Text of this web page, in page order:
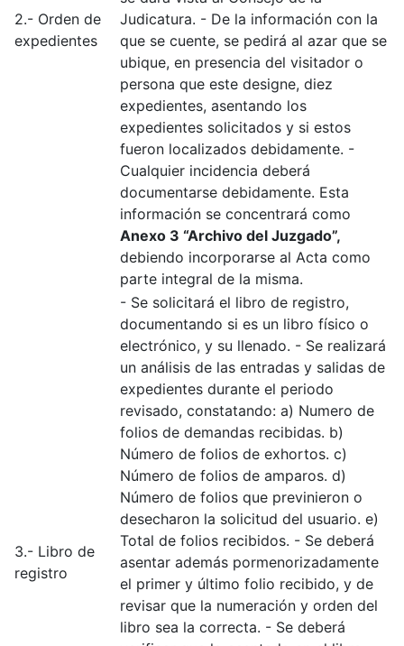
2.- Orden de
expedientes
Judicatura. - De la información con la
que se cuente, se pedirá al azar que se
ubique, en presencia del visitador o
persona que este designe, diez
expedientes, asentando los
expedientes solicitados y si estos
fueron localizados debidamente. -
Cualquier incidencia deberá
documentarse debidamente. Esta
información se concentrará como
Anexo 3 “Archivo del Juzgado”,
debiendo incorporarse al Acta como
parte integral de la misma.
3.- Libro de
registro
- Se solicitará el libro de registro,
documentando si es un libro físico o
electrónico, y su llenado. - Se realizará
un análisis de las entradas y salidas de
expedientes durante el periodo
revisado, constatando: a) Numero de
folios de demandas recibidas. b)
Número de folios de exhortos. c)
Número de folios de amparos. d)
Número de folios que previnieron o
desecharon la solicitud del usuario. e)
Total de folios recibidos. - Se deberá
asentar además pormenorizadamente
el primer y último folio recibido, y de
revisar que la numeración y orden del
libro sea la correcta. - Se deberá